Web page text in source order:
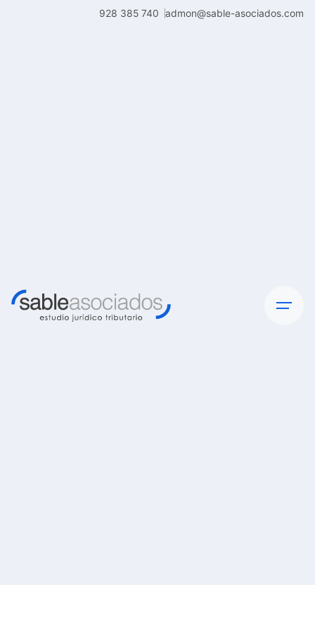
928 385 740 admon@sable-asociados.com